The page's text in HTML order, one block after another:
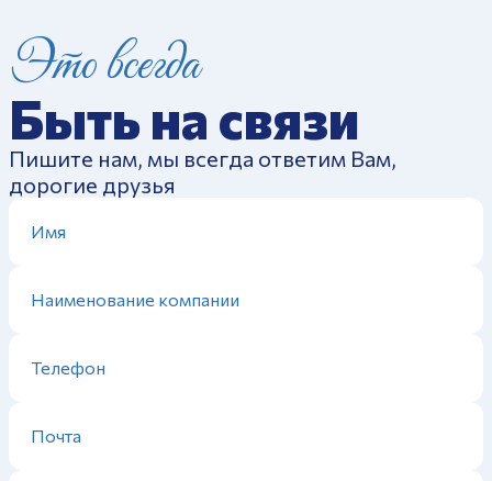
Это всегда
Быть на связи
Пишите нам, мы всегда ответим Вам,
дорогие друзья